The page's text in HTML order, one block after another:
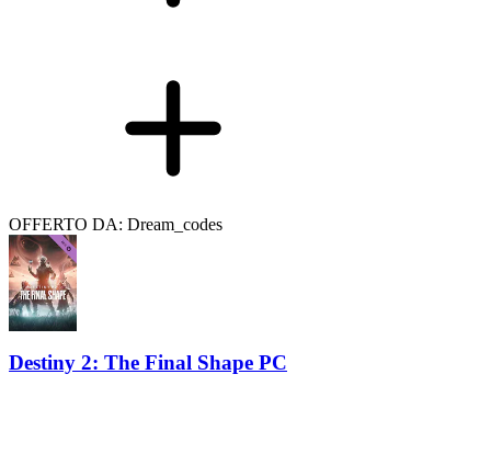
OFFERTO DA: Dream_codes
Destiny 2: The Final Shape PC